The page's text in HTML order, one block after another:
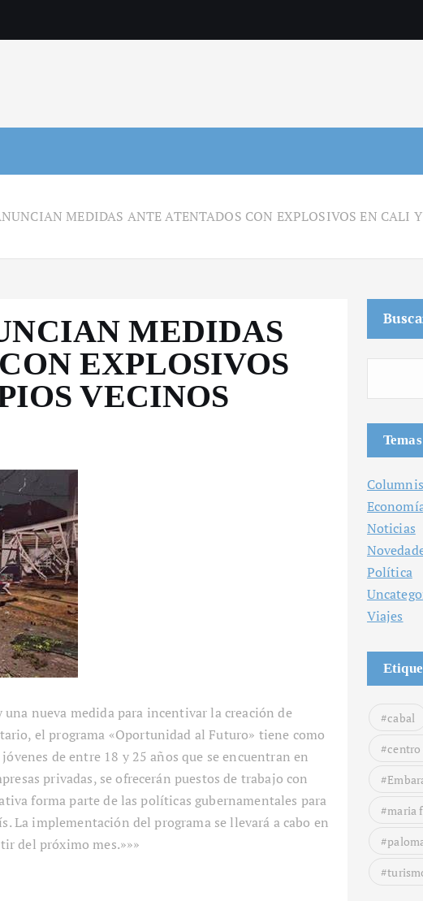
MEDIDAS ANTE ATENTADOS CON EXPLOSIVOS EN CALI
MEDIDAS
EXPLOSIVOS
VECINOS
nueva medida para incentivar la creación de
el programa «Oportunidad al Futuro» tiene como
de entre 18 y 25 años que se encuentran en
privadas, se ofrecerán puestos de trabajo con
forma parte de las políticas gubernamentales para
La implementación del programa se llevará a cabo en
del próximo mes.»»»
Temas
Noticias
Política
Viajes
cabal
maria